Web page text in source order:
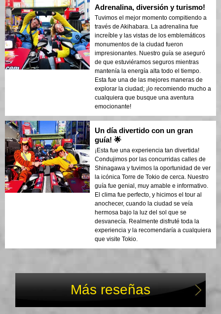
Adrenalina, diversión y turismo!
Tuvimos el mejor momento compitiendo a
través de Akihabara. La adrenalina fue
increíble y las vistas de los emblemáticos
monumentos de la ciudad fueron
impresionantes. Nuestro guía se aseguró
de que estuviéramos seguros mientras
mantenía la energía alta todo el tiempo.
Esta fue una de las mejores maneras de
explorar la ciudad; ¡lo recomiendo mucho a
cualquiera que busque una aventura
emocionante!
Un día divertido con un gran
guía! 🌟
¡Esta fue una experiencia tan divertida!
Condujimos por las concurridas calles de
Shinagawa y tuvimos la oportunidad de ver
la icónica Torre de Tokio de cerca. Nuestro
guía fue genial, muy amable e informativo.
El clima fue perfecto, y hicimos el tour al
anochecer, cuando la ciudad se veía
hermosa bajo la luz del sol que se
desvanecía. Realmente disfruté toda la
experiencia y la recomendaría a cualquiera
que visite Tokio.
Más reseñas